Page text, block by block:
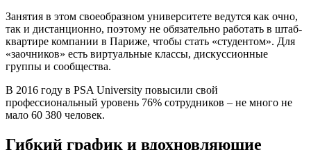
Занятия в этом своеобразном университете ведутся как очно,
так и дистанционно, поэтому не обязательно работать в штаб-
квартире компании в Париже, чтобы стать «студентом». Для
«заочников» есть виртуальные классы, дискуссионные
группы и сообщества.
В 2016 году в PSA University повысили свой
профессиональный уровень 76% сотрудников – не много не
мало 60 380 человек.
Гибкий график и вдохновляющие